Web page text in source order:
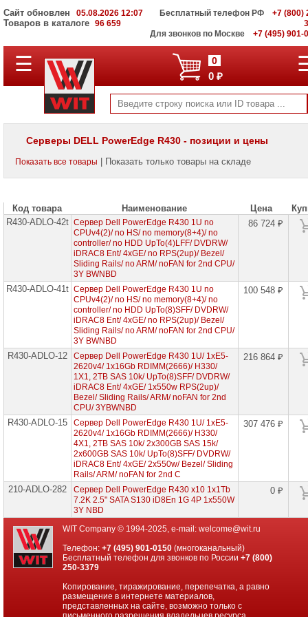
Сайт обновлен 05.08.2026 12:07
Товаров в каталоге 96 659
Бесплатный телефон РФ
+7 (800)
Для звонков по Москве
+7 (495) 901-
ПОЛНЫЙ
КАТАЛОГ
Корпоративные
серверы
WIT
Системы
данных
Мониторы
и
Brand
Name
плоттеры
МФУ
Серверы
Brand
Name
Серверы
Серверы
☰ 0
0 ₽
Серверы DELL PowerEdge R430 - позиции и цены
Показать все товары | Показать только товары на складе
Код товара Наименование Цена
R430-ADLO-42t Сервер Dell PowerEdge R430 1U no
CPUv4(2)/ no HS/ no memory(8+4)/ no
controller/ no HDD UpTo(4)LFF/ DVDRW/
iDRAC8 Ent/ 4xGE/ no RPS(2up)/ Bezel/
Sliding Rails/ no ARM/ noFAN for 2nd CPU/
3Y BWNBD
86 724 ₽
R430-ADLO-41t Сервер Dell PowerEdge R430 1U no
CPUv4(2)/ no HS/ no memory(8+4)/ no
controller/ no HDD UpTo(8)SFF/ DVDRW/
iDRAC8 Ent/ 4xGE/ no RPS(2up)/ Bezel/
Sliding Rails/ no ARM/ noFAN for 2nd CPU/
3Y BWNBD
100 548 ₽
R430-ADLO-12
Сервер Dell PowerEdge R430 1U/ 1xE5-
2620v4/ 1x16Gb RDIMM(2666)/ H330/
1X1, 2TB SAS 10k/ UpTo(8)SFF/ DVDRW/
iDRAC8 Ent/ 4xGE/ 1x550w RPS(2up)/
Bezel/ Sliding Rails/ ARM/ noFAN for 2nd
CPU/ 3YBWNBD
216 864 ₽
R430-ADLO-15
Сервер Dell PowerEdge R430 1U/ 1xE5-
2620v4/ 1x16Gb RDIMM(2666)/ H330/
4X1, 2TB SAS 10k/ 2x300GB SAS 15k/
2x600GB SAS 10k/ UpTo(8)SFF/ DVDRW/
iDRAC8 Ent/ 4xGE/ 2x550w/ Bezel/ Sliding
Rails/ ARM/ noFAN for 2nd C
307 476 ₽
210-ADLO-282
Сервер Dell PowerEdge R430 x10 1x1Tb
7.2K 2.5" SATA S130 iD8En 1G 4P 1x550W
3Y NBD
0 ₽
WIT Company © 1994-2025, e-mail: welcome@wit.ru
Телефон:+7 (495) 901-0150 (многоканальный)
Бесплатный телефон для звонков по России+7 (800)
250-3379
Копирование, тиражирование, перепечатка, а равно
размещение в интернете материалов,
представленных на сайте, возможно только с